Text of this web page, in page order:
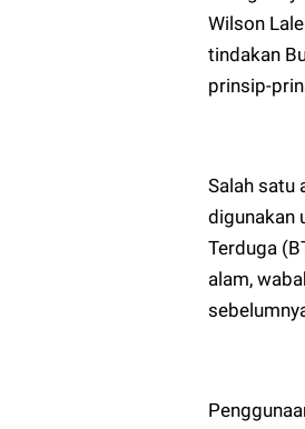
Wilson
tindakan
prinsip-
Salah satu
digunakan
Terduga
alam,